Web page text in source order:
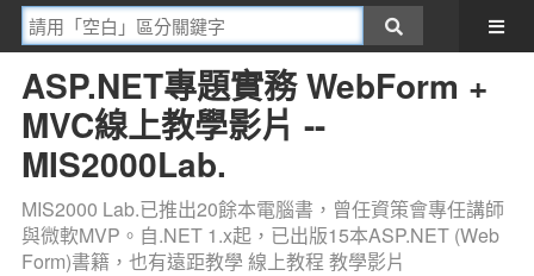
ASP.NET專題實務 WebForm +
MVC線上教學影片 --
MIS2000Lab.
MIS2000 Lab.已推出20餘本電腦書，曾任資策會專任講師
與微軟MVP。自.NET 1.x起，已出版15本ASP.NET (Web
Form)書籍，也有遠距教學 線上教程 教學影片